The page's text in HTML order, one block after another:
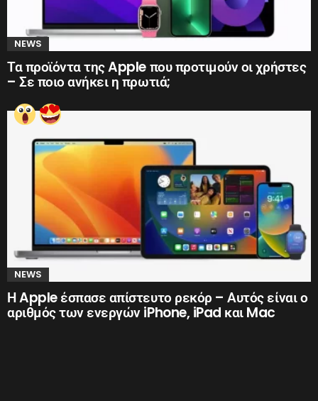
NEWS
Τα προϊόντα της Apple που προτιμούν οι χρήστες
– Σε ποιο ανήκει η πρωτιά;
NEWS
Η Apple έσπασε απίστευτο ρεκόρ – Αυτός είναι ο
αριθμός των ενεργών iPhone, iPad και Mac